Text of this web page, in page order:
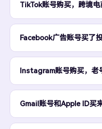
TikTok账号购买，跨境电
Facebook广告账号买了
Instagram账号购买，老
Gmail账号和Apple ID买